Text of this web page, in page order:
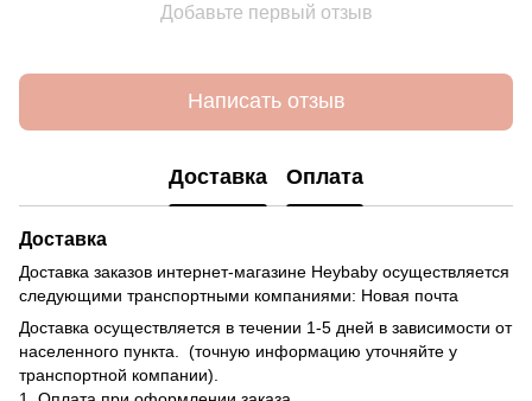
Добавьте первый отзыв
Написать отзыв
Доставка Оплата
Доставка
Доставка заказов интернет-магазине Heybaby осуществляется
следующими транспортными компаниями: Новая почта
Доставка осуществляется в течении 1-5 дней в зависимости от
населенного пункта. (точную информацию уточняйте у
транспортной компании).